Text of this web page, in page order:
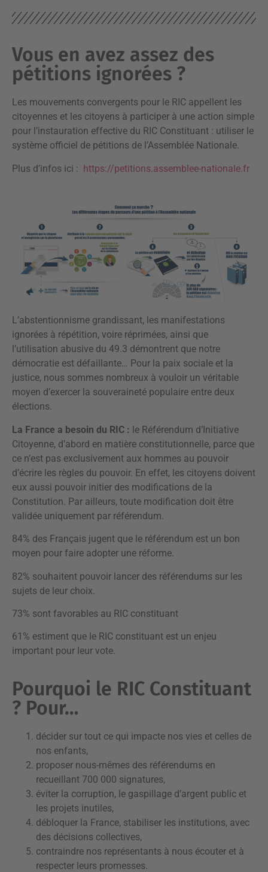
Vous en avez assez des
pétitions ignorées ?
Les mouvements convergents pour le RIC appellent les
citoyennes et les citoyens à participer à une action simple
pour l’instauration effective du RIC Constituant : utiliser le
système officiel de pétitions de l’Assemblée Nationale.
Plus d’infos ici : https://petitions.assemblee-nationale.fr
L’abstentionnisme grandissant, les manifestations
ignorées à répétition, voire réprimées, ainsi que
l’utilisation abusive du 49.3 démontrent que notre
démocratie est défaillante… Pour la paix sociale et la
justice, nous sommes nombreux à vouloir un véritable
moyen d’exercer la souveraineté populaire entre deux
élections.
La France a besoin du RIC : le Référendum d’Initiative
Citoyenne, d’abord en matière constitutionnelle, parce que
ce n’est pas exclusivement aux hommes au pouvoir
d’écrire les règles du pouvoir. En effet, les citoyens doivent
eux aussi pouvoir initier des modifications de la
Constitution. Par ailleurs, toute modification doit être
validée uniquement par référendum.
84% des Français jugent que le référendum est un bon
moyen pour faire adopter une réforme.
82% souhaitent pouvoir lancer des référendums sur les
sujets de leur choix.
73% sont favorables au RIC constituant
61% estiment que le RIC constituant est un enjeu
important pour leur vote.
Pourquoi le RIC Constituant
? Pour…
décider sur tout ce qui impacte nos vies et celles de
nos enfants,
proposer nous-mêmes des référendums en
recueillant 700 000 signatures,
éviter la corruption, le gaspillage d’argent public et
les projets inutiles,
débloquer la France, stabiliser les institutions, avec
des décisions collectives,
contraindre nos représentants à nous écouter et à
respecter leurs promesses.